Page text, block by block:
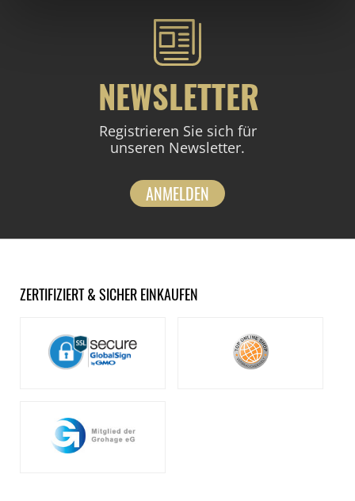
NEWSLETTER
Registrieren Sie sich für
unseren Newsletter.
ANMELDEN
ZERTIFIZIERT & SICHER EINKAUFEN